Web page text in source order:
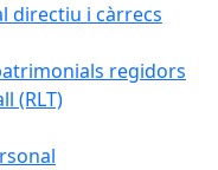
directiu i càrrecs
regidors
(RLT)